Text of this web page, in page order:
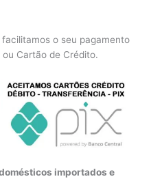
o seu pagamento
Cartão de Crédito.
importados e